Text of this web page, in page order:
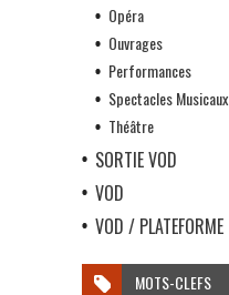
Opéra
Ouvrages
Performances
Spectacles Musicaux
Théâtre
SORTIE VOD
VOD
VOD / PLATEFORME
MOTS-CLEFS